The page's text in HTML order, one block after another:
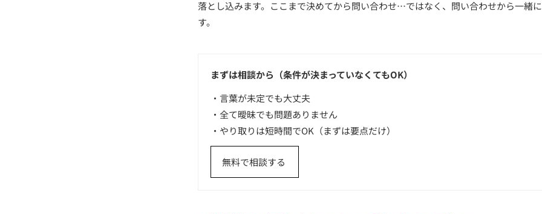
落とし込みます。ここまで決めてから問い合わせ…ではなく、問い合わせから一緒
す。
まずは相談から（条件が決まっていなくてもOK）
・言葉が未定でも大丈夫
・全て曖昧でも問題ありません
・やり取りは短時間でOK（まずは要点だけ）
無料で相談する